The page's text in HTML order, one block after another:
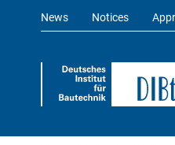
News Notices